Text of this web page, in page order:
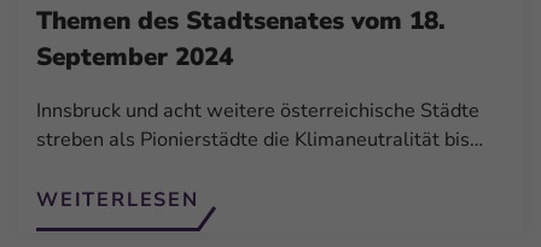
Themen des Stadtsenates vom 18.
September 2024
Innsbruck und acht weitere österreichische Städte
streben als Pionierstädte die Klimaneutralität bis…
WEITERLESEN